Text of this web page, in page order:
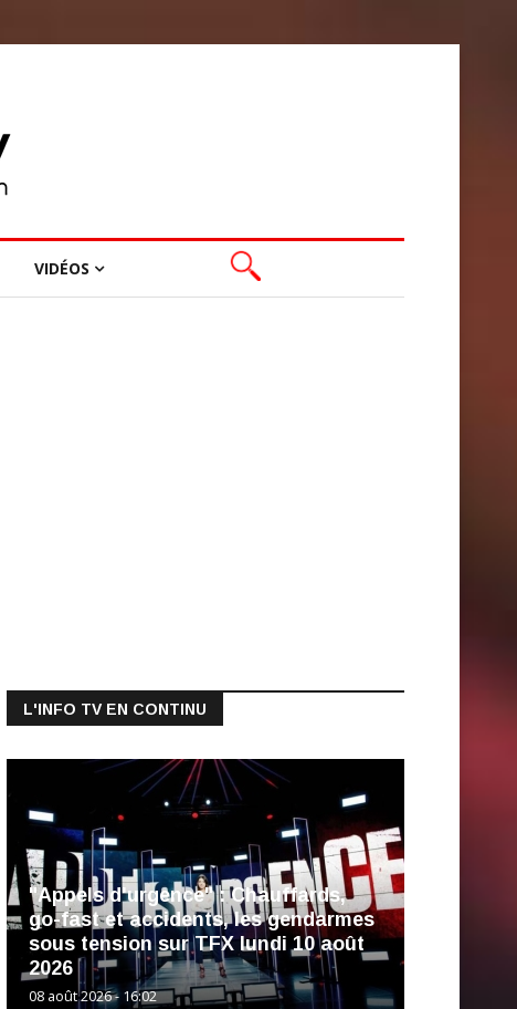
VIDÉOS
L'INFO TV EN CONTINU
"Appels d'urgence" : Chauffards,
go-fast et accidents, les gendarmes
sous tension sur TFX lundi 10 août
2026
08 août 2026 - 16:02